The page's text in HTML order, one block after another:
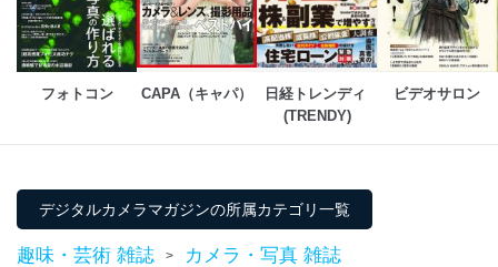
当社は以下の個人情報保護管理者を設置し、個人情報保
護管理者の責任のもと、個人情報を取得・アクセス・利
用・提供・管理いたします。
フォトコン CAPA（キャパ）
日経トレンディ
(TRENDY)
ビデオサロン
デジタルカメラマガジンの所属カテゴリ一覧
趣味・芸術 雑誌 > カメラ・写真 雑誌